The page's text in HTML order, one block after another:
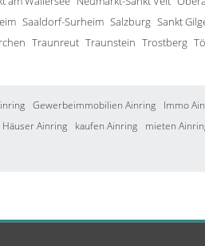
Saaldorf-Surheim Salzburg Sankt
Traunreut Traunstein Trostberg
Gewerbeimmobilien Ainring Immo
Häuser Ainring kaufen Ainring mieten